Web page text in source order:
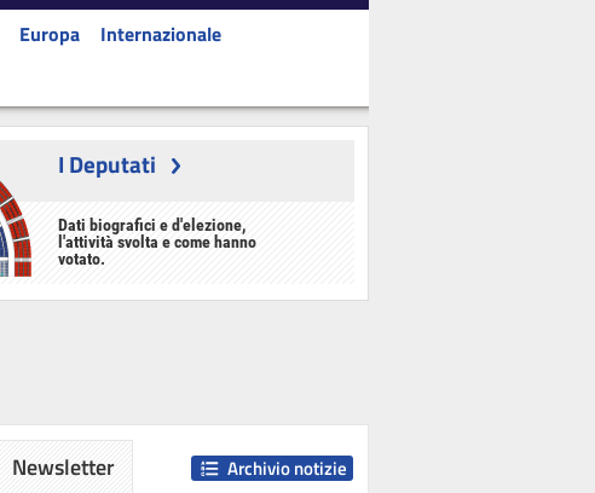
Europa
Internazionale
I Deputati
Dati biografici e d'elezione,
l'attività svolta e come hanno
votato.
Archivio notizie
Newsletter